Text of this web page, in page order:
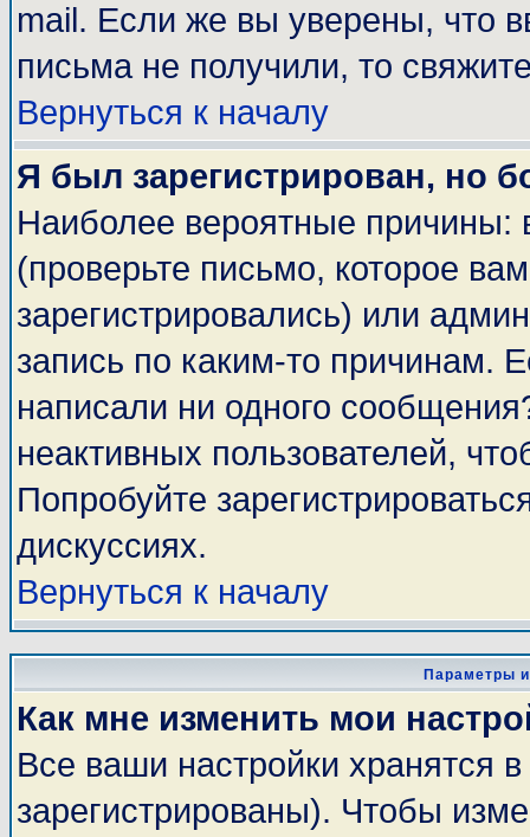
mail. Если же вы уверены, что
письма не получили, то
Вернуться к началу
Я был зарегистрирован, но
Наиболее вероятные причины:
(проверьте письмо, которое
зарегистрировались) или
запись по каким-то причинам.
написали ни одного
неактивных пользователей,
Попробуйте
дискуссиях.
Вернуться к началу
Параметры
Как мне изменить мои
Все ваши настройки хранятся
зарегистрированы). Чтобы